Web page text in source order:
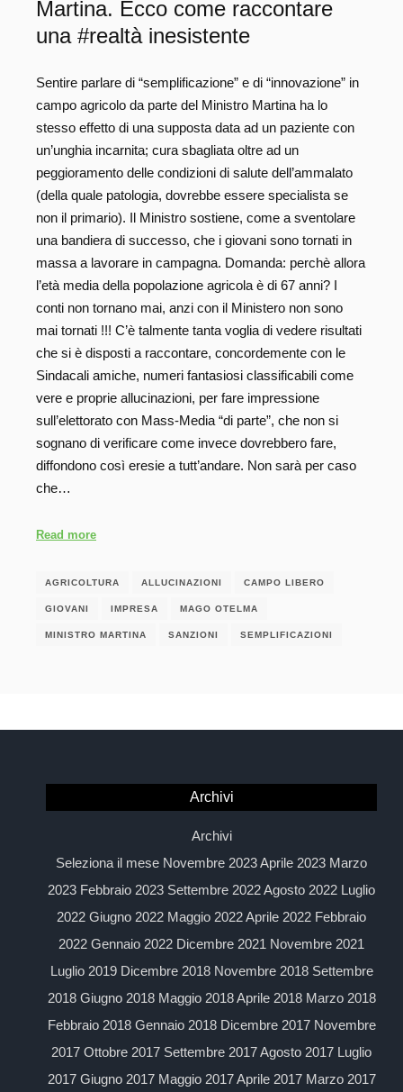
Martina. Ecco come raccontare
una #realtà inesistente
Sentire parlare di “semplificazione” e di “innovazione” in
campo agricolo da parte del Ministro Martina ha lo
stesso effetto di una supposta data ad un paziente con
un’unghia incarnita; cura sbagliata oltre ad un
peggioramento delle condizioni di salute dell’ammalato
(della quale patologia, dovrebbe essere specialista se
non il primario). Il Ministro sostiene, come a sventolare
una bandiera di successo, che i giovani sono tornati in
massa a lavorare in campagna. Domanda: perchè allora
l’età media della popolazione agricola è di 67 anni? I
conti non tornano mai, anzi con il Ministero non sono
mai tornati !!! C’è talmente tanta voglia di vedere risultati
che si è disposti a raccontare, concordemente con le
Sindacali amiche, numeri fantasiosi classificabili come
vere e proprie allucinazioni, per fare impressione
sull’elettorato con Mass-Media “di parte”, che non si
sognano di verificare come invece dovrebbero fare,
diffondono così eresie a tutt’andare. Non sarà per caso
che…
Read more
AGRICOLTURA ALLUCINAZIONI CAMPO LIBERO
GIOVANI IMPRESA MAGO OTELMA
MINISTRO MARTINA SANZIONI SEMPLIFICAZIONI
Archivi
Archivi
Seleziona il mese Novembre 2023 Aprile 2023 Marzo
2023 Febbraio 2023 Settembre 2022 Agosto 2022 Luglio
2022 Giugno 2022 Maggio 2022 Aprile 2022 Febbraio
2022 Gennaio 2022 Dicembre 2021 Novembre 2021
Luglio 2019 Dicembre 2018 Novembre 2018 Settembre
2018 Giugno 2018 Maggio 2018 Aprile 2018 Marzo 2018
Febbraio 2018 Gennaio 2018 Dicembre 2017 Novembre
2017 Ottobre 2017 Settembre 2017 Agosto 2017 Luglio
2017 Giugno 2017 Maggio 2017 Aprile 2017 Marzo 2017